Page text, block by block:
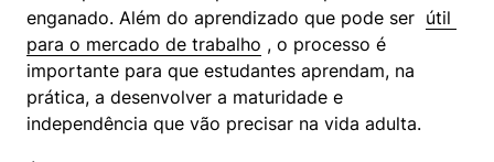
enganado. Além do aprendizado que pode ser útil
para o mercado de trabalho , o processo é
importante para que estudantes aprendam, na
prática, a desenvolver a maturidade e
independência que vão precisar na vida adulta.